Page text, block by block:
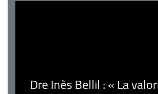
Dre Inès Bellil : « La